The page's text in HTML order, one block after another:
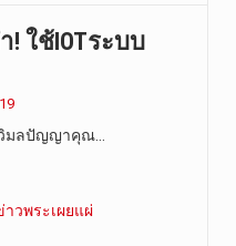
ใช้IOTระบบ
วิมลปัญญาคุณ…
วพระเผยแผ่